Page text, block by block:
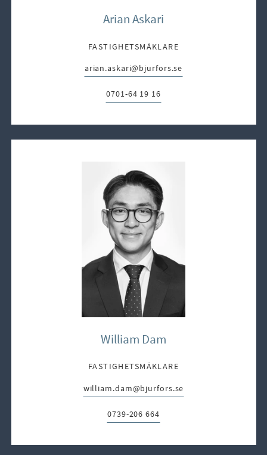
Arian Askari
FASTIGHETSMÄKLARE
E-post:
arian.askari@bjurfors.se
Telefon:
0701-64 19 16
William Dam
FASTIGHETSMÄKLARE
E-post:
william.dam@bjurfors.se
Telefon:
0739-206 664